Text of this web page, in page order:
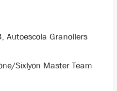
Autoescola Granollers
Sixlyon Master Team